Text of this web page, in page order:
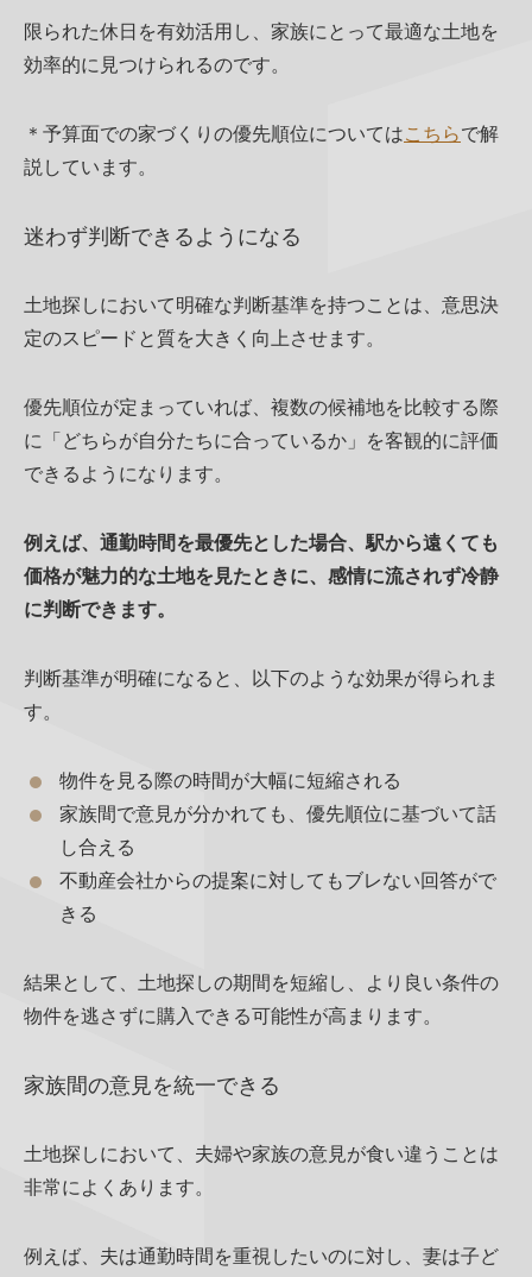
限られた休日を有効活用し、家族にとって最適な土地を
効率的に見つけられるのです。
＊予算面での家づくりの優先順位についてはこちらで解
説しています。
迷わず判断できるようになる
土地探しにおいて明確な判断基準を持つことは、意思決
定のスピードと質を大きく向上させます。
優先順位が定まっていれば、複数の候補地を比較する際
に「どちらが自分たちに合っているか」を客観的に評価
できるようになります。
例えば、通勤時間を最優先とした場合、駅から遠くても
価格が魅力的な土地を見たときに、感情に流されず冷静
に判断できます。
判断基準が明確になると、以下のような効果が得られま
す。
物件を見る際の時間が大幅に短縮される
家族間で意見が分かれても、優先順位に基づいて話
し合える
不動産会社からの提案に対してもブレない回答がで
きる
結果として、土地探しの期間を短縮し、より良い条件の
物件を逃さずに購入できる可能性が高まります。
家族間の意見を統一できる
土地探しにおいて、夫婦や家族の意見が食い違うことは
非常によくあります。
例えば、夫は通勤時間を重視したいのに対し、妻は子ど